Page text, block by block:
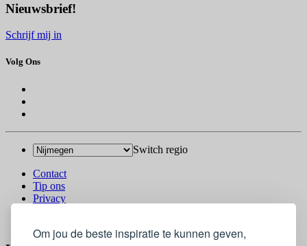
Om jou de beste inspiratie te kunnen geven,
Nieuwsbrief!
Schrijf mij in
Volg Ons
Switch regio
Contact
Tip ons
Privacy